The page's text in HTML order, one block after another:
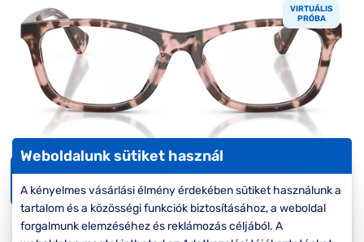
minden
szemüvegekre
Seen Belépőár
VIRTUÁLIS
PRÓBA
Virtuális
próba
-20%
Weboldalunk sütiket használ
A kényelmes vásárlási élmény érdekében sütiket használunk a
tartalom és a közösségi funkciók biztosításához, a weboldal
forgalmunk elemzéséhez és reklámozás céljából. A